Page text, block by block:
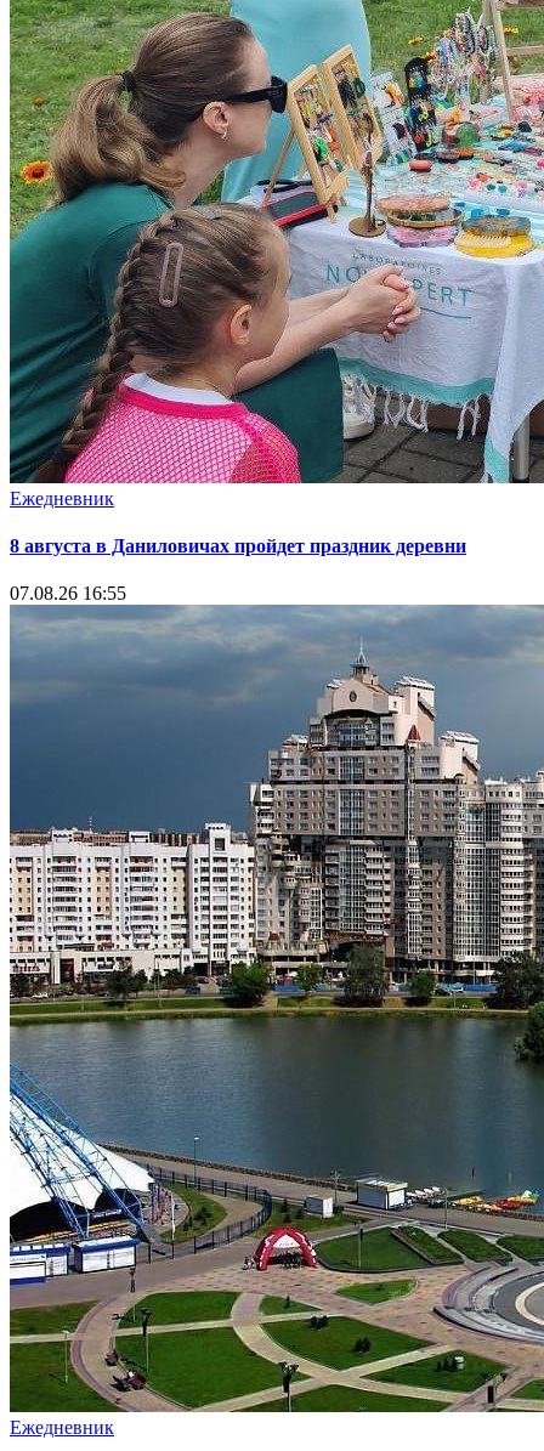
Ежедневник
8 августа в Даниловичах пройдет праздник деревни
07.08.26 16:55
Ежедневник